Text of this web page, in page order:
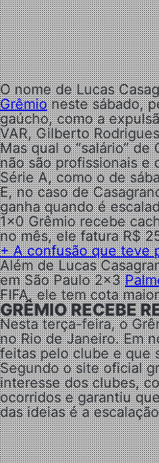
O nome de Lucas
Grêmioneste sábado,
gaúcho, como a
VAR, Gilberto
Mas qual o “salário”
não são profissionais e
Série A, como o de
E, no caso de
ganha quando é
1×0 Grêmio recebe
no mês, ele fatura R$
+ A confusão que teve
Além de Lucas
em São Paulo 2×3
FIFA, ele tem cota
GRÊMIO RECEBE
Nesta terça-feira, o
no Rio de Janeiro. Em
feitas pelo clube e que
Segundo o site oficial
interesse dos clubes,
ocorridos e garantiu
das ideias é a